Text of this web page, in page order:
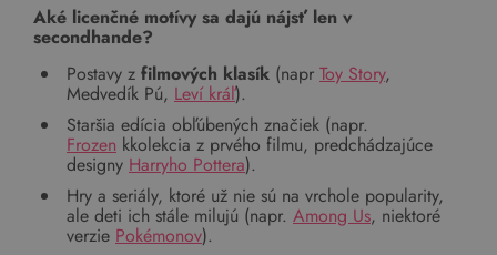
Aké licenčné motívy sa dajú nájsť len v
secondhande?
Postavy z filmových klasík (napr Toy Story,
Medvedík Pú, Leví kráľ).
Staršia edícia obľúbených značiek (napr.
Frozen kkolekcia z prvého filmu, predchádzajúce
designy Harryho Pottera).
Hry a seriály, ktoré už nie sú na vrchole popularity,
ale deti ich stále milujú (napr. Among Us, niektoré
verzie Pokémonov).